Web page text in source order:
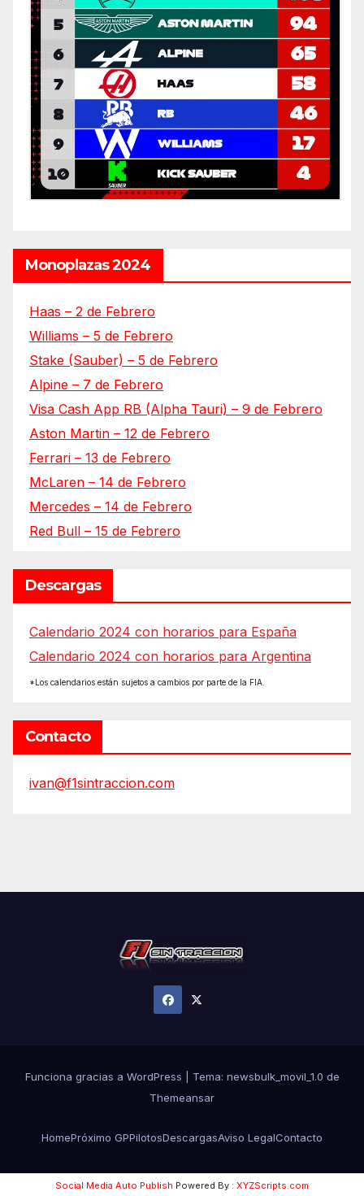
Monoplazas 2024
Haas – 2 de Febrero
Williams – 5 de Febrero
Stake (Sauber) – 5 de Febrero
Alpine – 7 de Febrero
Visa Cash App RB (Alpha Tauri) – 9 de Febrero
Aston Martin – 12 de Febrero
Ferrari – 13 de Febrero
McLaren – 14 de Febrero
Mercedes – 14 de Febrero
Red Bull – 15 de Febrero
Descargas
Calendario 2024 con horarios para España
Calendario 2024 con horarios para Argentina
*Los calendarios están sujetos a cambios por parte de la FIA.
Contacto
ivan@f1sintraccion.com
Funciona gracias a WordPress Tema: newsbulk_movil_1.0 de
Themeansar
HomePróximo GPPilotosDescargasAviso LegalContacto
Social Media Auto Publish Powered By : XYZScripts.com